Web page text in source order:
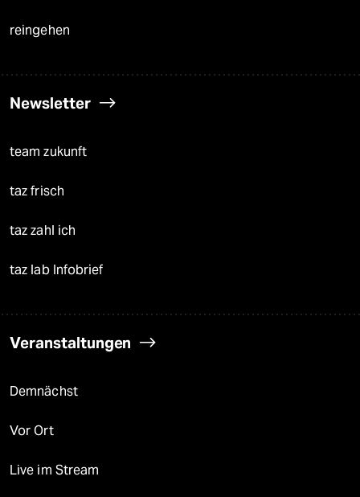
reingehen
Newsletter
team zukunft
taz frisch
taz zahl ich
taz lab Infobrief
Veranstaltungen
Demnächst
Vor Ort
Live im Stream